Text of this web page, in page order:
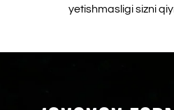
Bu shunchaki motivatsiya emas.